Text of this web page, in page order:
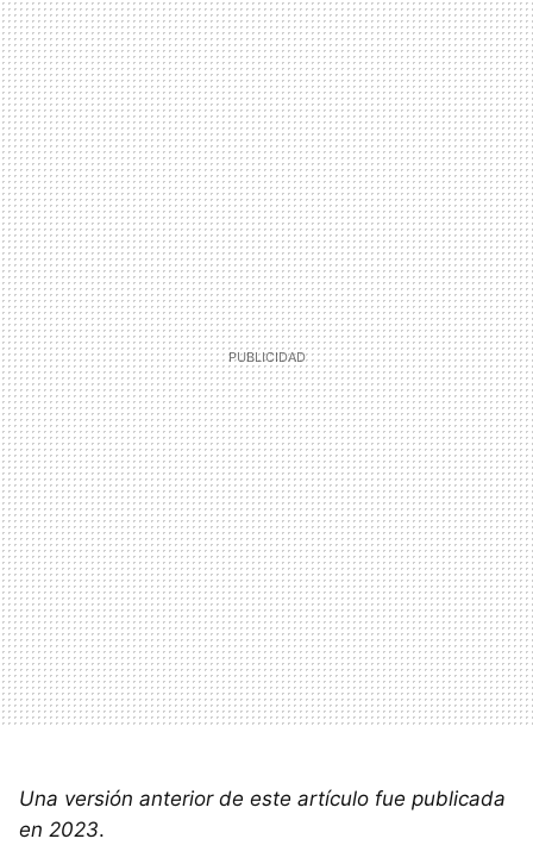
Una versión anterior de este artículo fue publicada
en 2023.